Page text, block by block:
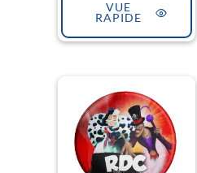
VUE
RAPIDE
de
prix :
€1.30
à
€4.50
produit
a
plusieurs